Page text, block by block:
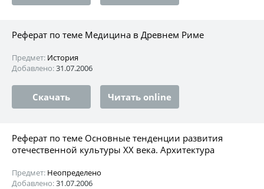
Реферат по теме Медицина в Древнем Риме
Предмет: История
Добавлено:31.07.2006
Скачать Читать online
Реферат по теме Основные тенденции развития
отечественной культуры XX века. Архитектура
Предмет: Неопределено
Добавлено:31.07.2006